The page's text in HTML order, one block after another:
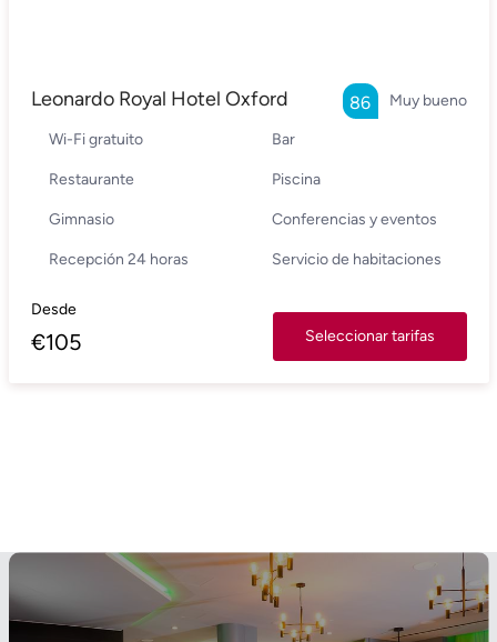
Leonardo Royal Hotel Oxford Muy bueno
86
Wi-Fi gratuito Bar
Restaurante Piscina
Gimnasio Conferencias y eventos
Recepción 24 horas Servicio de habitaciones
Desde
€105 Seleccionar tarifas